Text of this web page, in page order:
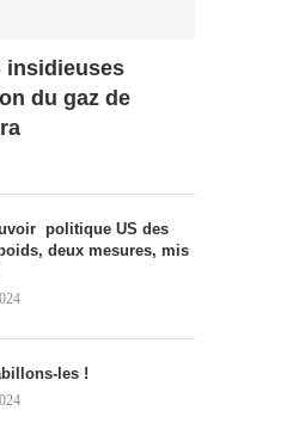
insidieuses
du gaz de
politique US des
deux mesures, mis
les !